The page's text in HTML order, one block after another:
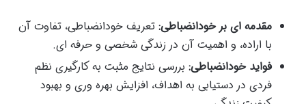
مقدمه ای بر خودانضباطی: تعریف خودانضباطی، تفاوت آن
با اراده، و اهمیت آن در زندگی شخصی و حرفه ای.
فواید خودانضباطی: بررسی نتایج مثبت به کارگیری نظم
فردی در دستیابی به اهداف، افزایش بهره وری و بهبود